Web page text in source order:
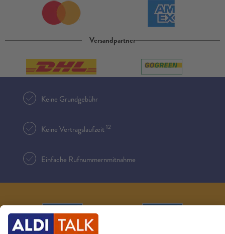
Versandpartner
Keine Grundgebühr
Keine Vertragslaufzeit12
Einfache Rufnummernmitnahme